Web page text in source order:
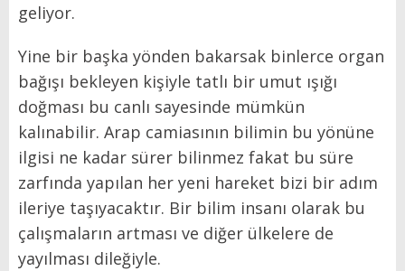
geliyor.
Yine bir başka yönden bakarsak binlerce organ
bağışı bekleyen kişiyle tatlı bir umut ışığı
doğması bu canlı sayesinde mümkün
kalınabilir. Arap camiasının bilimin bu yönüne
ilgisi ne kadar sürer bilinmez fakat bu süre
zarfında yapılan her yeni hareket bizi bir adım
ileriye taşıyacaktır. Bir bilim insanı olarak bu
çalışmaların artması ve diğer ülkelere de
yayılması dileğiyle.